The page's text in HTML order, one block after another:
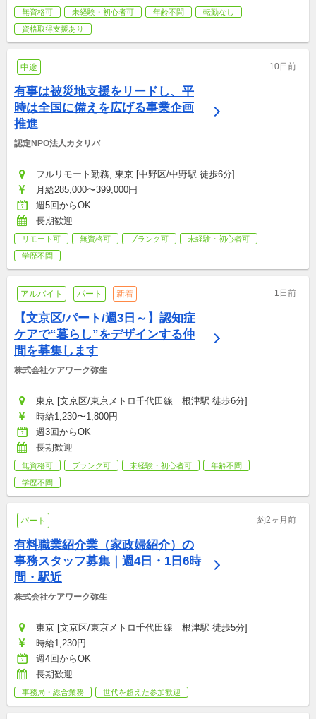
無資格可 未経験・初心者可 年齢不問
転勤なし
資格取得支援あり
中途 10日前
有事は被災地支援をリードし、平
時は全国に備えを広げる事業企画
推進
認定NPO法人カタリバ
フルリモート勤務, 東京 [中野区/中野駅 徒歩6分]
月給285,000〜399,000円
週5回からOK
長期歓迎
リモート可 無資格可 ブランク可
未経験・初心者可
学歴不問
アルバイト パート 新着 1日前
【文京区/パート/週3日～】認知症
ケアで“暮らし”をデザインする仲
間を募集します
株式会社ケアワーク弥生
東京 [文京区/東京メトロ千代田線　根津駅 徒歩6分]
時給1,230〜1,800円
週3回からOK
長期歓迎
無資格可 ブランク可 未経験・初心者可
年齢不問
学歴不問
パート 約2ヶ月前
有料職業紹介業（家政婦紹介）の
事務スタッフ募集｜週4日・1日6時
間・駅近
株式会社ケアワーク弥生
東京 [文京区/東京メトロ千代田線　根津駅 徒歩5分]
時給1,230円
週4回からOK
長期歓迎
事務局・総合業務 世代を超えた参加歓迎